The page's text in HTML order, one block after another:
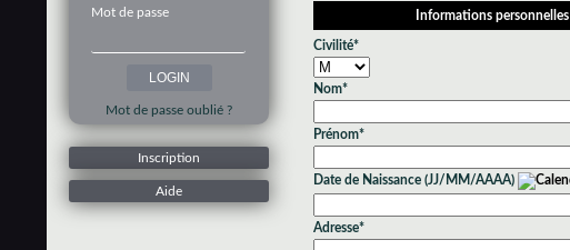
Mot de passe
Mot de passe oublié ?
Inscription
Aide
Informations personnelles
Civilité*
Nom*
Prénom*
Date de Naissance (JJ/MM/AAAA)
Adresse*